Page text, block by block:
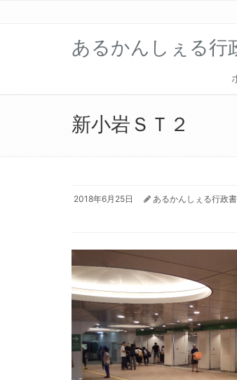
あるかんしぇる行
新小岩ＳＴ２
2018年6月25日 あるかんしぇる行政